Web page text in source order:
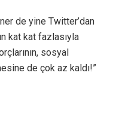
de yine Twitter’dan
kat kat fazlasıyla
sosyal
de çok az kaldı!”